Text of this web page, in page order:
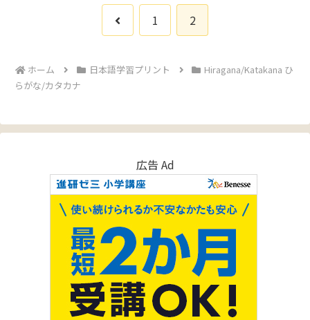
前
1 2
ホーム 日本語学習プリント
Hiragana/Katakana ひ
らがな/カタカナ
広告 Ad